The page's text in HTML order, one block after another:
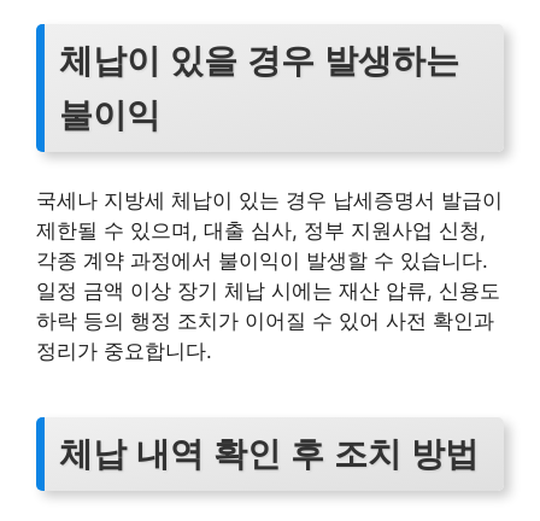
체납이 있을 경우 발생하는
불이익
국세나 지방세 체납이 있는 경우 납세증명서 발급이
제한될 수 있으며, 대출 심사, 정부 지원사업 신청,
각종 계약 과정에서 불이익이 발생할 수 있습니다.
일정 금액 이상 장기 체납 시에는 재산 압류, 신용도
하락 등의 행정 조치가 이어질 수 있어 사전 확인과
정리가 중요합니다.
체납 내역 확인 후 조치 방법